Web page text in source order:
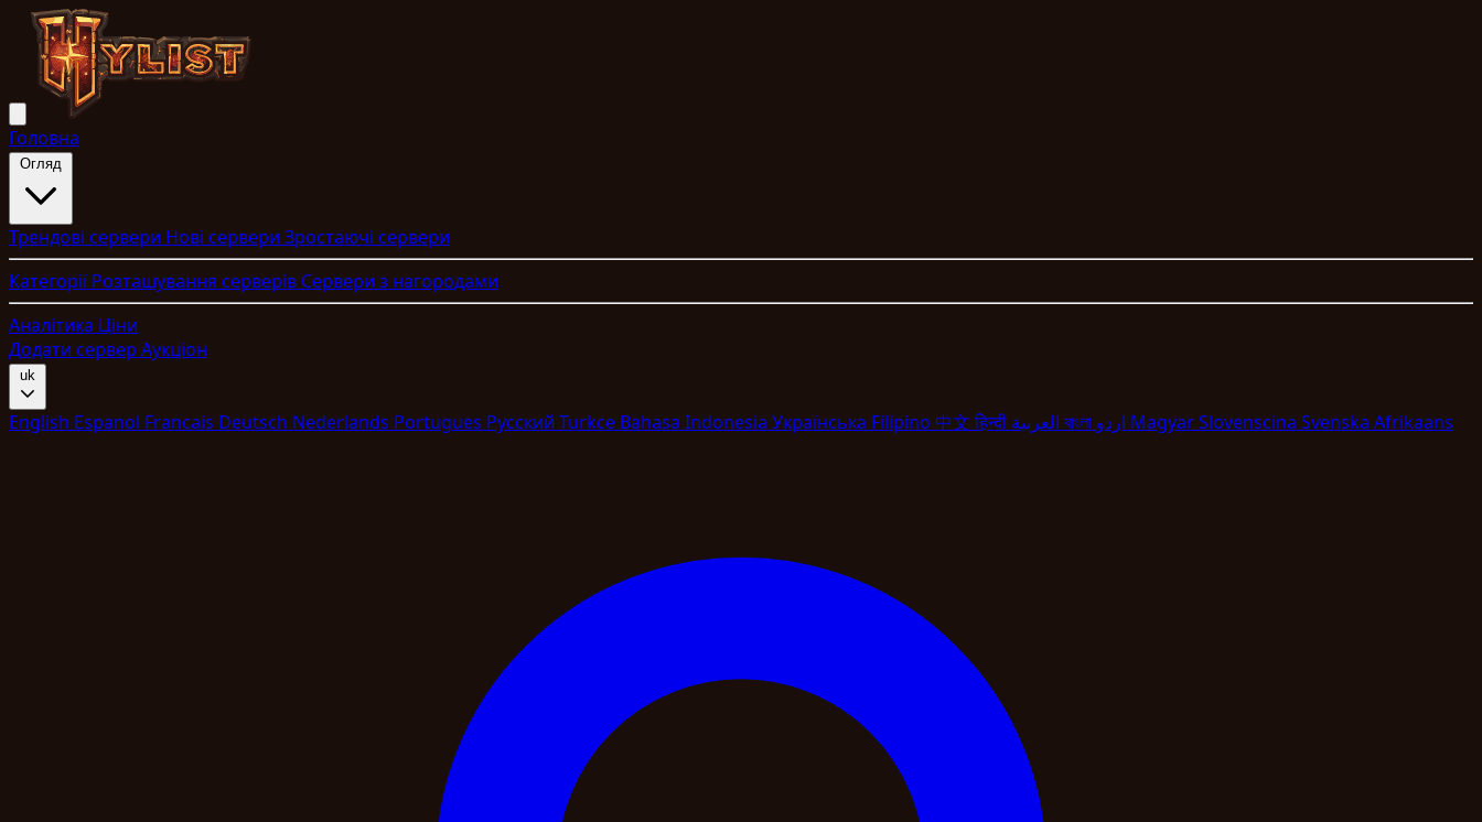
Головна
Трендові сервери Нові сервери Зростаючі сервери
КатегоріїРозташування серверів Сервери з нагородами
Аналітика Ціни
Додати сервер Аукціон
uk
English Espanol Francais Deutsch Nederlands Portugues Pyccкий Turkce Bahasa Indonesia Укpaїнcькa Filipino 中文हिन्दी বাংলা MagyarSlovenscina Svenska Afrikaans